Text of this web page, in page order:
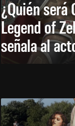
¿Quién será
Legend of
señala al